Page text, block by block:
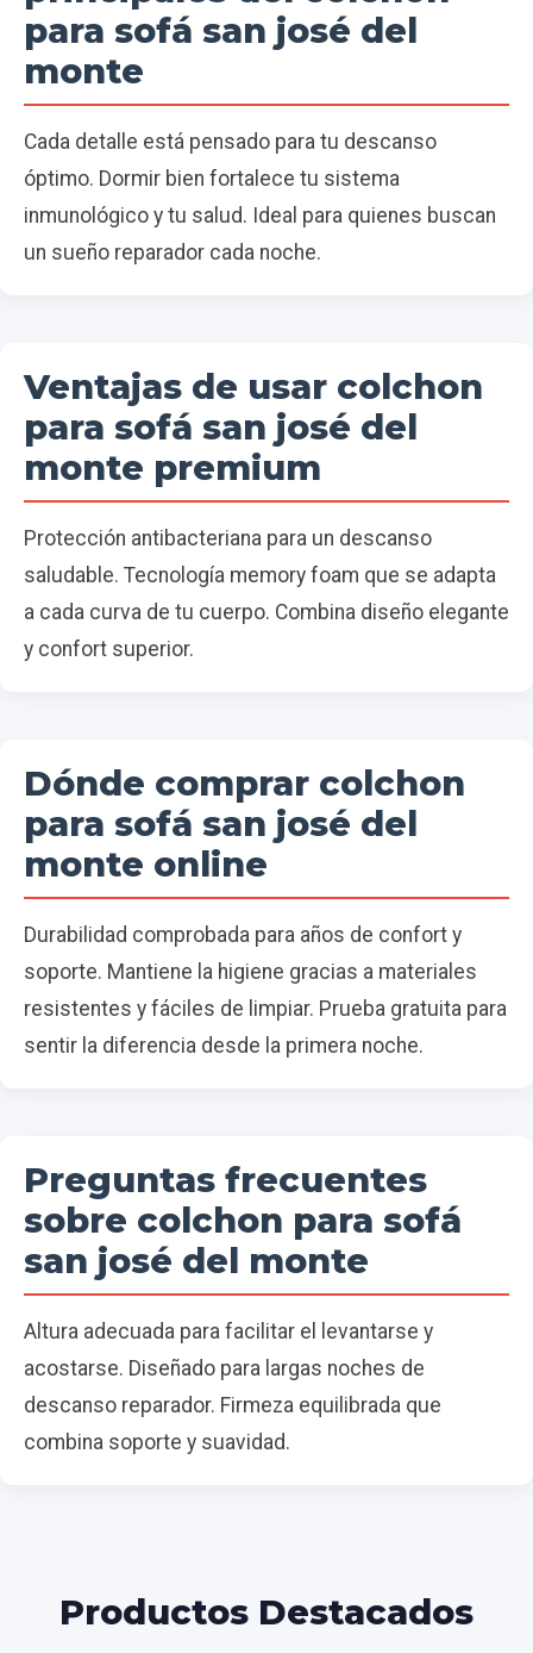
para sofá san josé del
monte
Cada detalle está pensado para tu descanso
óptimo. Dormir bien fortalece tu sistema
inmunológico y tu salud. Ideal para quienes buscan
un sueño reparador cada noche.
Ventajas de usar colchon
para sofá san josé del
monte premium
Protección antibacteriana para un descanso
saludable. Tecnología memory foam que se adapta
a cada curva de tu cuerpo. Combina diseño elegante
y confort superior.
Dónde comprar colchon
para sofá san josé del
monte online
Durabilidad comprobada para años de confort y
soporte. Mantiene la higiene gracias a materiales
resistentes y fáciles de limpiar. Prueba gratuita para
sentir la diferencia desde la primera noche.
Preguntas frecuentes
sobre colchon para sofá
san josé del monte
Altura adecuada para facilitar el levantarse y
acostarse. Diseñado para largas noches de
descanso reparador. Firmeza equilibrada que
combina soporte y suavidad.
Productos Destacados